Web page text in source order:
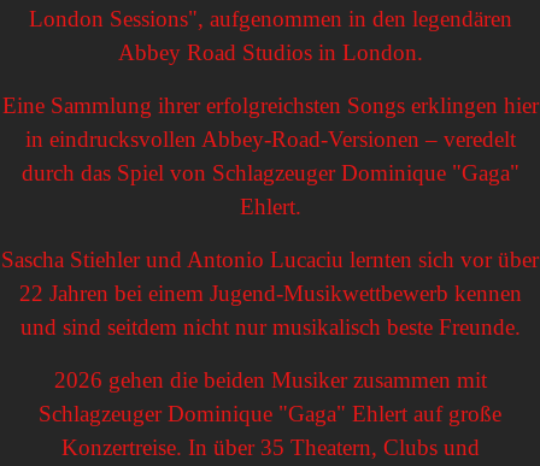
London Sessions", aufgenommen in den legendären
Abbey Road Studios in London.
Eine Sammlung ihrer erfolgreichsten Songs erklingen hier
in eindrucksvollen Abbey-Road-Versionen – veredelt
durch das Spiel von Schlagzeuger Dominique "Gaga"
Ehlert.
Sascha Stiehler und Antonio Lucaciu lernten sich vor über
22 Jahren bei einem Jugend-Musikwettbewerb kennen
und sind seitdem nicht nur musikalisch beste Freunde.
2026 gehen die beiden Musiker zusammen mit
Schlagzeuger Dominique "Gaga" Ehlert auf große
Konzertreise. In über 35 Theatern, Clubs und